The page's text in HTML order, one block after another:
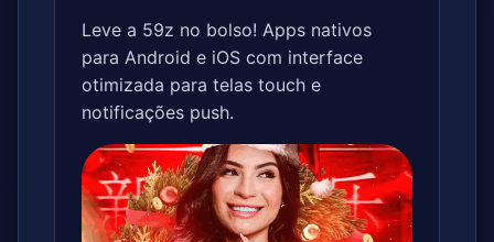
Leve a 59z no bolso! Apps nativos
para Android e iOS com interface
otimizada para telas touch e
notificações push.